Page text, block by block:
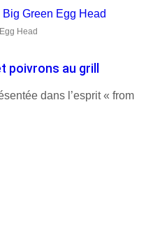
Head
poivrons au grill
dans l’esprit « from